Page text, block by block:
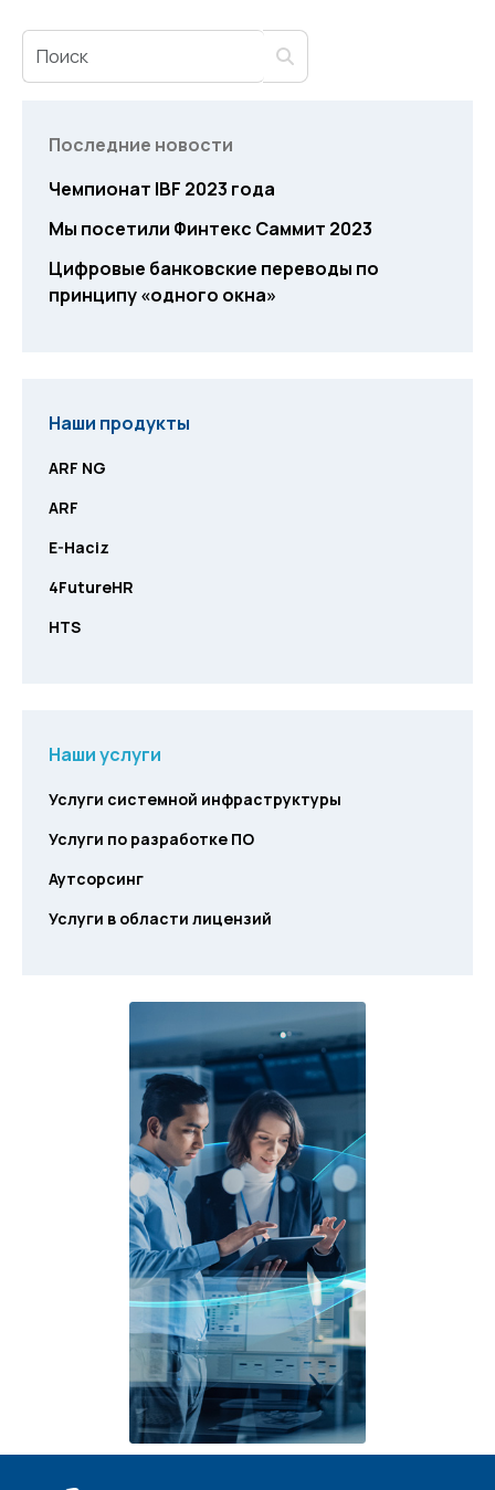
Последние новости
Чемпионат IBF 2023 года
Мы посетили Финтекс Саммит 2023
Цифровые банковские переводы по
принципу «одного окна»
Наши продукты
ARF NG
ARF
E-Haciz
4FutureHR
HTS
Наши услуги
Услуги системной инфраструктуры
Услуги по разработке ПО
Аутсорсинг
Услуги в области лицензий